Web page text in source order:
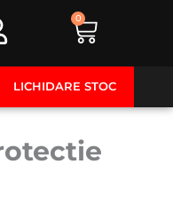
0
Cart
LICHIDARE STOC